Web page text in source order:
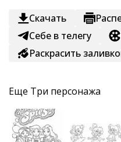
Скачать
Себе в телегу
Раскрасить
Еще Три персонажа